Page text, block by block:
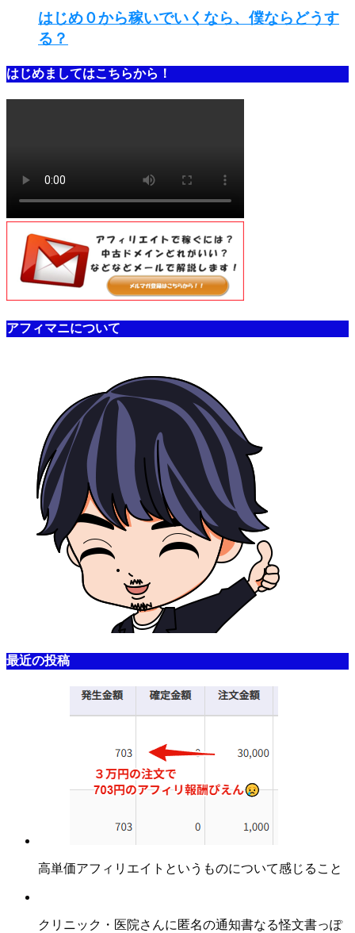
はじめ０から稼いでいくなら、僕ならどうす
る？
はじめましてはこちらから！
アフィマニについて
最近の投稿
高単価アフィリエイトというものについて感じること
クリニック・医院さんに匿名の通知書なる怪文書っぽ